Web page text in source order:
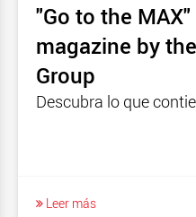
"Go to the
magazine by
Group
Descubra lo que
Leer más